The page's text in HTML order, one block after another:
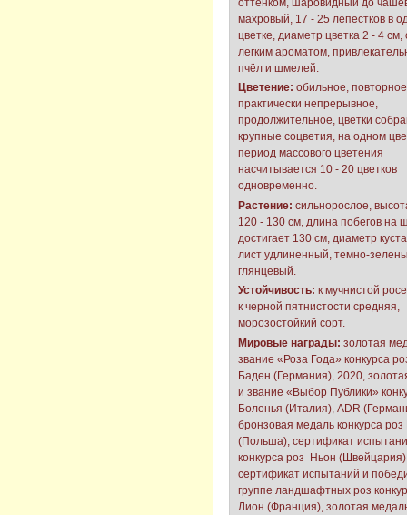
махровый, 17 - 25 лепестков в
цветке, диаметр цветка 2 - 4 см,
легким ароматом,
пчёл и шмелей.
Цветение: обильное,
практически непрерывное,
продолжительное, цветки
крупные соцветия, на одном
период массового цветения
насчитывается 10 - 20 цветков
одновременно.
Растение: сильнорослое,
120 - 130 см, длина побегов на
достигает 130 см, диаметр
лист удлиненный, темно-
глянцевый.
Устойчивость: к мучнистой
к черной пятнистости средняя,
морозостойкий сорт.
Мировые награды: золотая
звание «Роза Года» конкурса
Баден (Германия), 2020,
и звание «Выбор Публики»
Болонья (Италия), ADR
бронзовая медаль конкурса
(Польша), сертификат
конкурса роз Ньон
сертификат испытаний и
группе ландшафтных роз
Лион (Франция), золотая